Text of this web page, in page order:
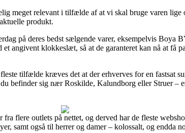
meget relevant i tilfælde af at vi skal bruge varen lige
produkt.
på deres bedst sælgende varer, eksempelvis Boya
angivent klokkeslæt, så at de garanteret kan nå at få
tilfælde kræves det at der erhverves for en fastsat
befinder sig nær Roskilde, Kalundborg eller Struer –
flere outlets på nettet, og derved har de fleste
samt også til herrer og damer – kolossalt, og endda